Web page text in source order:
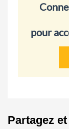
pour
Partagez